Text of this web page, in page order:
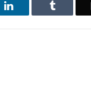
LinkedIn Tumblr